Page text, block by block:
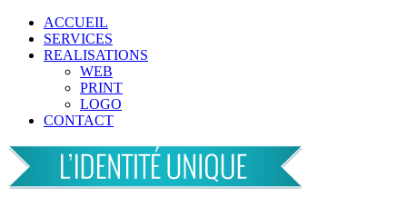
ACCUEIL
SERVICES
REALISATIONS
WEB
PRINT
LOGO
CONTACT